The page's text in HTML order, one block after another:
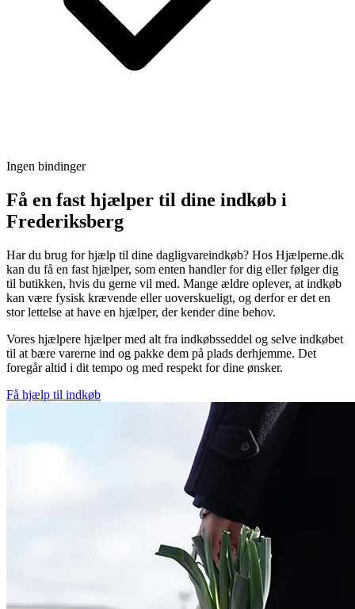
Ingen bindinger
Få en fast hjælper til dine indkøb i
Frederiksberg
Har du brug for hjælp til dine dagligvareindkøb? Hos Hjælperne.dk
kan du få en fast hjælper, som enten handler for dig eller følger dig
til butikken, hvis du gerne vil med. Mange ældre oplever, at indkøb
kan være fysisk krævende eller uoverskueligt, og derfor er det en
stor lettelse at have en hjælper, der kender dine behov.
Vores hjælpere hjælper med alt fra indkøbsseddel og selve indkøbet
til at bære varerne ind og pakke dem på plads derhjemme. Det
foregår altid i dit tempo og med respekt for dine ønsker.
Få hjælp til indkøb